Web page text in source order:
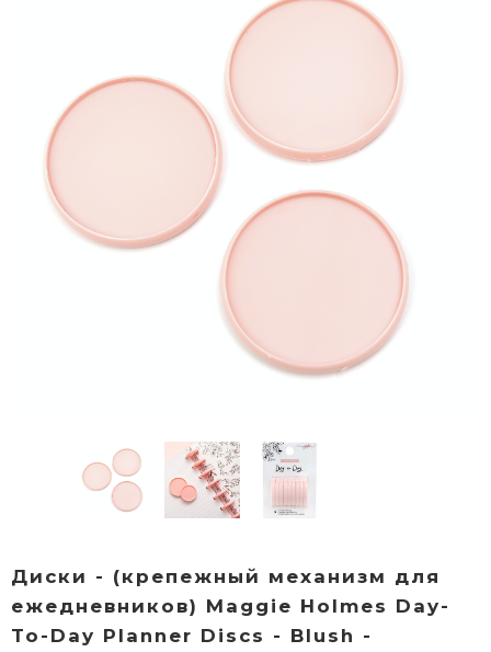
Диски - (крепежный механизм для
ежедневников) Maggie Holmes Day-
To-Day Planner Discs - Blush -